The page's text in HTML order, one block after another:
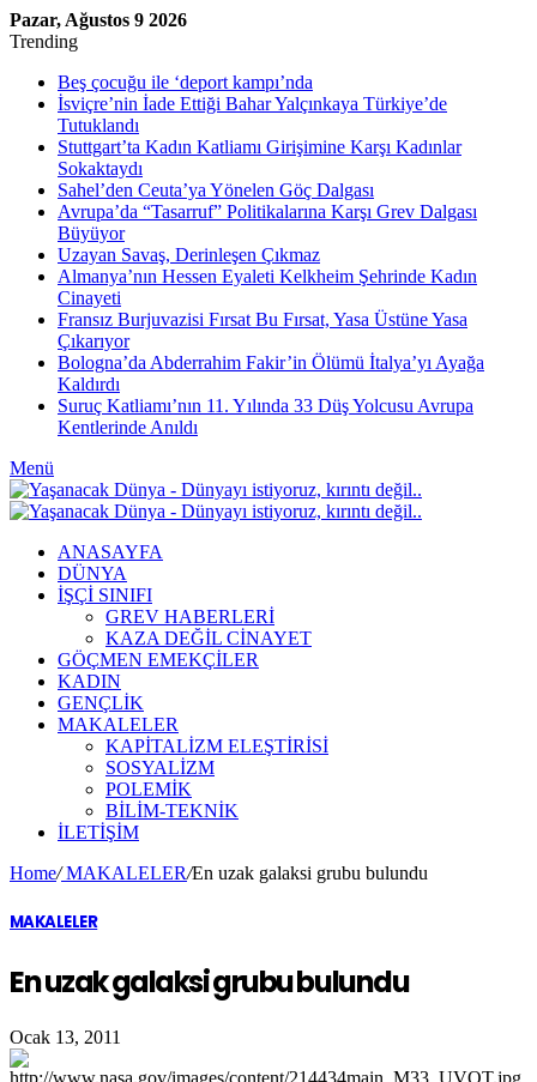
Pazar, Ağustos 9 2026
Trending
Beş çocuğu ile ‘deport kampı’nda
İsviçre’nin İade Ettiği Bahar Yalçınkaya Türkiye’de
Tutuklandı
Stuttgart’ta Kadın Katliamı Girişimine Karşı Kadınlar
Sokaktaydı
Sahel’den Ceuta’ya Yönelen Göç Dalgası
Avrupa’da “Tasarruf” Politikalarına Karşı Grev Dalgası
Büyüyor
Uzayan Savaş, Derinleşen Çıkmaz
Almanya’nın Hessen Eyaleti Kelkheim Şehrinde Kadın
Cinayeti
Fransız Burjuvazisi Fırsat Bu Fırsat, Yasa Üstüne Yasa
Çıkarıyor
Bologna’da Abderrahim Fakir’in Ölümü İtalya’yı Ayağa
Kaldırdı
Suruç Katliamı’nın 11. Yılında 33 Düş Yolcusu Avrupa
Kentlerinde Anıldı
Menü
ANASAYFA
DÜNYA
İŞÇİ SINIFI
GREV HABERLERİ
KAZA DEĞİL CİNAYET
GÖÇMEN EMEKÇİLER
KADIN
GENÇLİK
MAKALELER
KAPİTALİZM ELEŞTİRİSİ
SOSYALİZM
POLEMİK
BİLİM-TEKNİK
ILETIŞIM
Home/MAKALELER/En uzak galaksi grubu bulundu
MAKALELER
En uzak galaksi grubu bulundu
Ocak 13, 2011